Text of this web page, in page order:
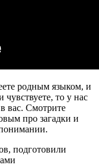
родным языком, и
чувствуете, то у нас
вас. Смотрите
про загадки и
подготовили